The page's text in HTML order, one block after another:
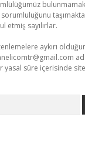
sorumluluğunu
etmiş sayılırlar.
aykırı
süre içerisinde